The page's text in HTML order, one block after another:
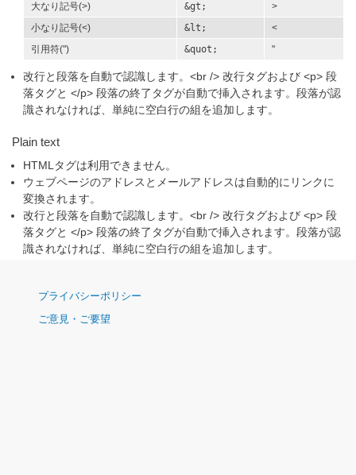
大なり記号(>)
&gt;
>
小なり記号(<)
&lt;
<
引用符(")
&quot; "
改行と段落を自動で認識します。<br /> 改行タグおよび <p> 段
落タグと </p> 段落の終了タグが自動で挿入されます。段落が認
識されなければ、単純に空白行の組を追加します。
Plain text
HTMLタグは利用できません。
ウェブページのアドレスとメールアドレスは自動的にリンクに
変換されます。
改行と段落を自動で認識します。<br /> 改行タグおよび <p> 段
落タグと </p> 段落の終了タグが自動で挿入されます。段落が認
識されなければ、単純に空白行の組を追加します。
ナ
ゲ
プライバシーポリシー
ご意見・ご要望